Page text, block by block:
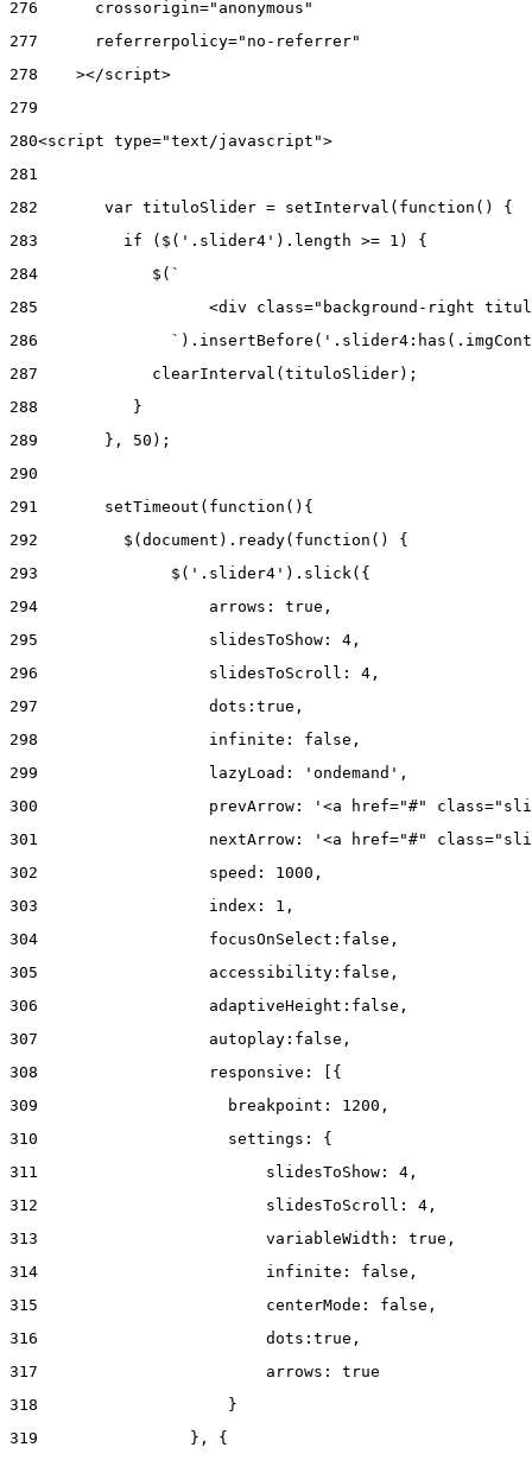
276
      crossorigin="anonymous"
277
      referrerpolicy="no-referrer"
278
    ></script>
279
280<script type="text/javascript">
281
282
       var tituloSlider = setInterval(function() {
283
         if ($('.slider4').length >= 1) {
284
            $(`
285
<div class="background-right
286
287
            clearInterval(tituloSlider);
288
          }
289
       }, 50);
290
291
       setTimeout(function(){
292
         $(document).ready(function() {
293
              $('.slider4').slick({
294
                  arrows: true,
295
                  slidesToShow: 4,
296
                  slidesToScroll: 4,
297
                  dots:true,
298
                  infinite: false,
299
                  lazyLoad: 'ondemand',
300
prevArrow: '<a href="#"
301
nextArrow: '<a href="#"
302
                  speed: 1000,
303
                  index: 1,
304
                  focusOnSelect:false,
305
                  accessibility:false,
306
                  adaptiveHeight:false,
307
                  autoplay:false,
308
                  responsive: [{
309
                    breakpoint: 1200,
310
                    settings: {
311
                        slidesToShow: 4,
312
                        slidesToScroll: 4,
313
                        variableWidth: true,
314
                        infinite: false,
315
                        centerMode: false,
316
                        dots:true,
317
                        arrows: true
318
                    }
319
                }, {